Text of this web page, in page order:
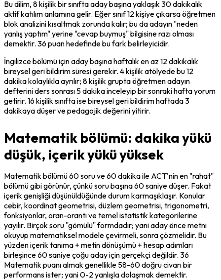
Bu dilim, 8 kişilik bir sınıfta aday başına yaklaşık 30 dakikalık
aktif katılım anlamına gelir. Eğer sınıf 12 kişiye çıkarsa öğretmen
blok analizini kısaltmak zorunda kalır; bu da adayın "neden
yanlış yaptım" yerine "cevap buymuş" bilgisine razı olması
demektir. 36 puan hedefinde bu fark belirleyicidir.
İngilizce bölümü için aday başına haftalık en az 12 dakikalık
bireysel geri bildirim süresi gerekir. 4 kişilik atölyede bu 12
dakika kolaylıkla ayrılır; 8 kişilik grupta öğretmen adayın
defterini ders sonrası 5 dakika inceleyip bir sonraki hafta yorum
getirir. 16 kişilik sınıfta ise bireysel geri bildirim haftada 3
dakikaya düşer ve pedagojik değerini yitirir.
Matematik bölümü: dakika yükü
düşük, içerik yükü yüksek
Matematik bölümü 60 soru ve 60 dakika ile ACT'nin en "rahat"
bölümü gibi görünür, çünkü soru başına 60 saniye düşer. Fakat
içerik genişliği düşünüldüğünde durum karmaşıklaşır. Konular
cebir, koordinat geometrisi, düzlem geometrisi, trigonometri,
fonksiyonlar, oran-orantı ve temel istatistik kategorilerine
yayılır. Birçok soru "gömülü" formdadır; yani aday önce metni
okuyup matematiksel modele çevirmeli, sonra çözmelidir. Bu
yüzden içerik tanıma + metin dönüşümü + hesap adımları
birleşince 60 saniye çoğu aday için gerçekçi değildir. 36
Matematik puanı almak genellikle 58-60 doğru civarı bir
performans ister; yani 0-2 yanlışla dolaşmak demektir.